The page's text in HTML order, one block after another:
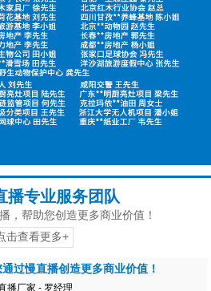
播专业服务团队
，帮助您创造更多商业价值！
击查看更多+
过慢直播创造更多商业价值！
播厂家 - 罗经理